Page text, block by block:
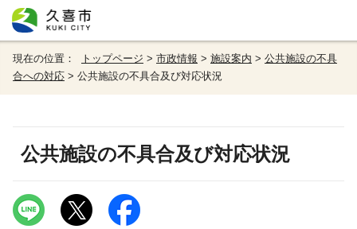
現在の位置： トップページ > 市政情報 > 施設案内 > 公共施設の不具
合への対応 > 公共施設の不具合及び対応状況
公共施設の不具合及び対応状況